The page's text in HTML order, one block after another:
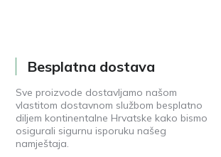
Besplatna dostava
Sve proizvode dostavljamo našom
vlastitom dostavnom službom besplatno
diljem kontinentalne Hrvatske kako bismo
osigurali sigurnu isporuku našeg
namještaja.